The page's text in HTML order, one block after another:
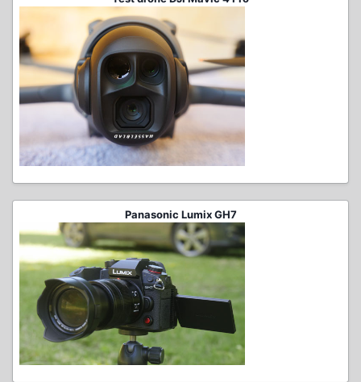
Panasonic Lumix GH7